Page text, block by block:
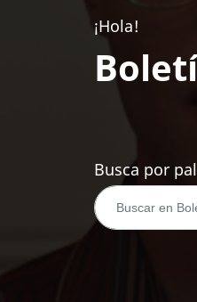
¡Hola!
Busca por